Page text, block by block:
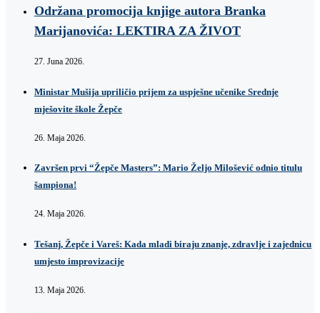
Održana promocija knjige autora Branka
Marijanovića: LEKTIRA ZA ŽIVOT
27. Juna 2026.
Ministar Mušija upriličio prijem za uspješne učenike Srednje
mješovite škole Žepče
26. Maja 2026.
Završen prvi “Žepče Masters”: Mario Željo Milošević odnio titulu
šampiona!
24. Maja 2026.
Tešanj, Žepče i Vareš: Kada mladi biraju znanje, zdravlje i zajednicu
umjesto improvizacije
13. Maja 2026.